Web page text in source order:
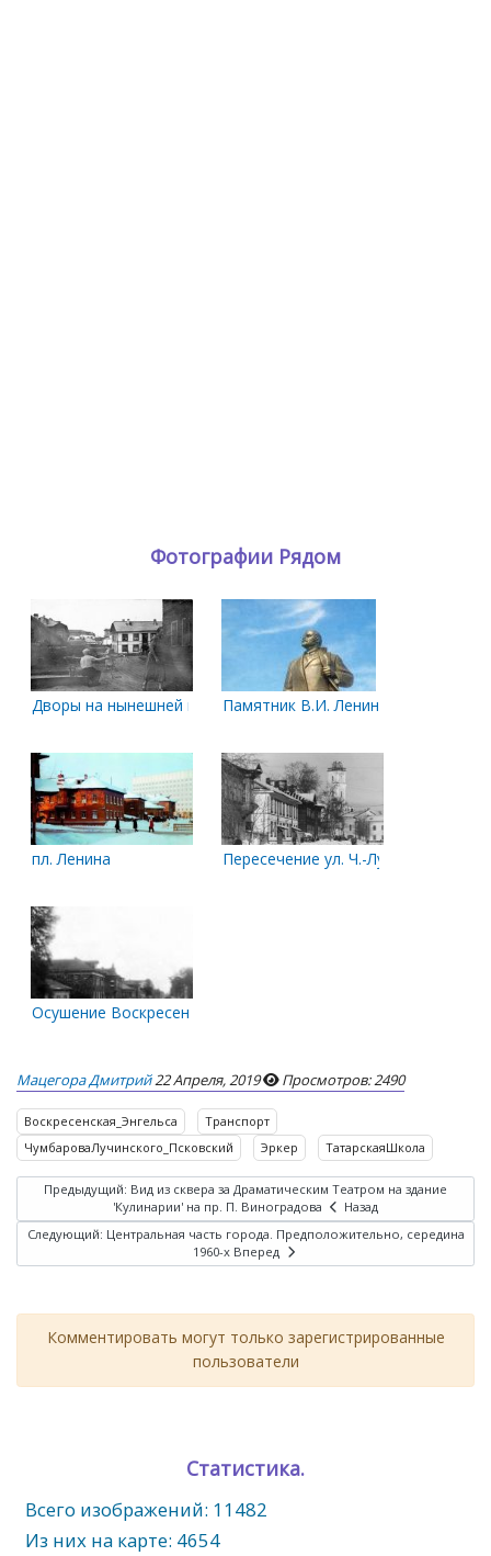
Фотографии Рядом
Дворы на нынешней площади ЛенинаПамятник В.И. Ленину на площади
пл. Ленина Пересечение ул. Ч.-Лучинского и
Осушение Воскресенской улицы
Мацегора Дмитрий22 Апреля, 2019 Просмотров: 2490
Воскресенская_Энгельса
Транспорт
ЧумбароваЛучинского_Псковский
Эркер ТатарскаяШкола
Предыдущий: Вид из сквера за Драматическим Театром на здание
'Кулинарии' на пр. П. Виноградова
Назад
Следующий: Центральная часть города. Предположительно, середина
1960-х Вперед
Комментировать могут только зарегистрированные
пользователи
Статистика.
Всего изображений: 11482
Из них на карте: 4654